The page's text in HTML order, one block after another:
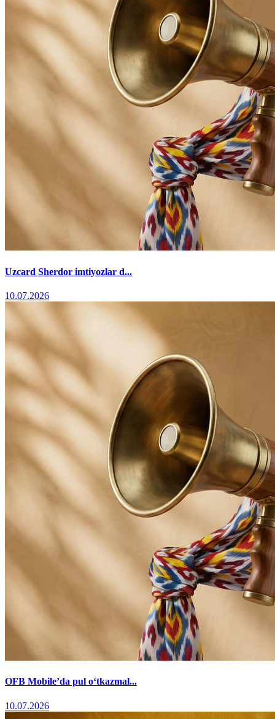
Uzcard Sherdor imtiyozlar d...
10.07.2026
OFB Mobile’da pul o‘tkazmal...
10.07.2026